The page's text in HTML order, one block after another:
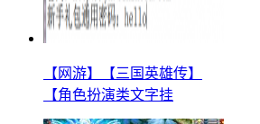
【网游】【三国英雄传】
【角色扮演类文字挂